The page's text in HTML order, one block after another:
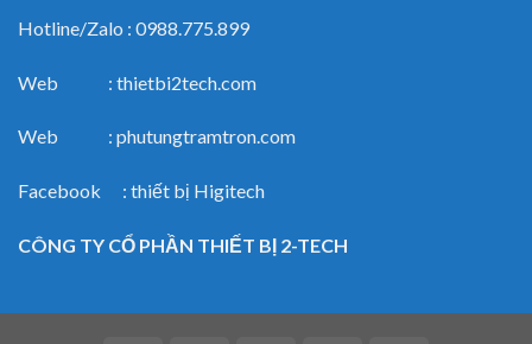
Hotline/Zalo : 0988.775.899
Web : thietbi2tech.com
Web : phutungtramtron.com
Facebook : thiết bị Higitech
CÔNG TY CỔ PHẦN THIẾT BỊ 2-TECH